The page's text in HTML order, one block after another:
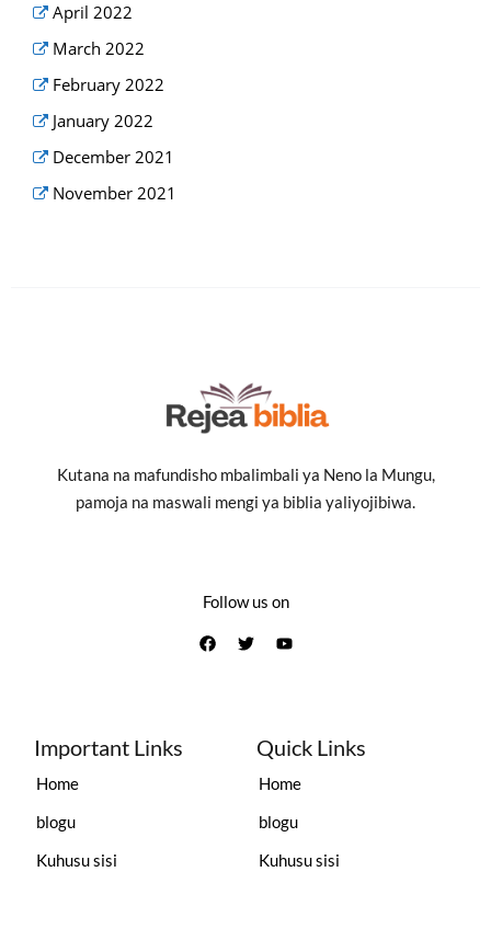
April 2022
March 2022
February 2022
January 2022
December 2021
November 2021
Kutana na mafundisho mbalimbali ya Neno la Mungu,
pamoja na maswali mengi ya biblia yaliyojibiwa.
Follow us on
Important Links
Home
blogu
Kuhusu sisi
Quick Links
Home
blogu
Kuhusu sisi